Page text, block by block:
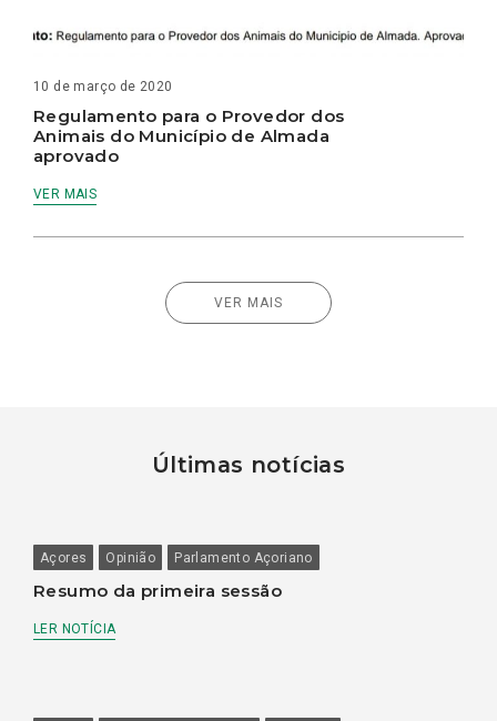
10 de março de 2020
Regulamento para o Provedor dos
Animais do Município de Almada
aprovado
VER MAIS
VER MAIS
Últimas notícias
Açores Opinião Parlamento Açoriano
Resumo da primeira sessão
LER NOTÍCIA